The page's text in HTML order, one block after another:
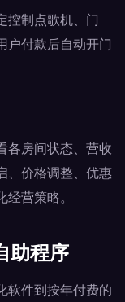
控制点歌机、门
户付款后自动开门
各房间状态、营收
、价格调整、优惠
营策略。
助程序
软件到按年付费的